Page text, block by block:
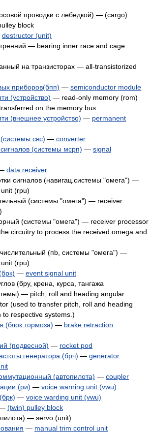
проводки с лебедкой) — (cargo)
block
destructor (unit)
— bearing inner race and cage
на транзисторах — all-transistorized
приборов(бпп) — semiconductor module
(устройство) — read-only memory (rom)
on the memory bus.
(внешнее устройство) — permanent
свс) — converter
(системы мсрп) — signal
data receiver
сигналов (навигац.системы "омега") —
(rpu)
(системы "омега") — receiver
(системы "омега") — receiver processor
circuitry to process the received omega and
(пb, системы "омега") —
(rpu)
— event signal unit
(бру, крена, курса, тангажа
— pitch, roll and heading angular
(used to transfer pitch, roll and heading
respective systems.)
(блок тормоза) — brake retraction
(подвесной) — rocket pod
генератора (брч) — generator
(автопилота) — coupler
(ри) — voice warning unit (vwu)
— voice warding unit (vwu)
(twin) pulley block
— servo (unit)
— manual trim control unit